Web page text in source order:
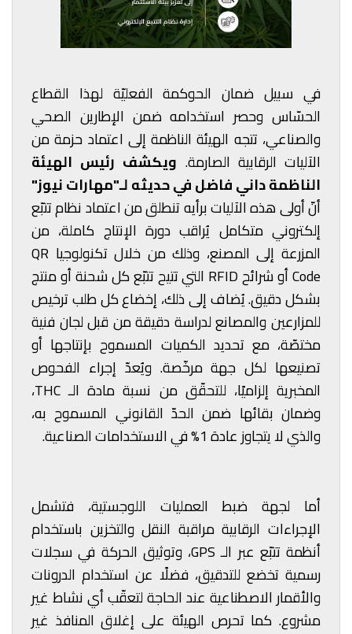
في سبيل ضمان الحوكمة الفعليّة لهذا القطاع
الحسّاس وحصر استخدامه ضمن الإطارين الصحي
والصناعي، تتجه الهيئة الناظمة إلى اعتماد حزمة من
الآليات الرقابية الصارمة. ويكشف رئيس الهيئة
الناظمة داني فاضل في حديثه لـ"مهارات نيوز"
أنّ أولى هذه الآليات برأيه تنطلق من اعتماد نظام تتبّع
إلكتروني متكامل يُراقب دورة الإنتاج كاملة، من
المزرعة إلى المصنع، وذلك من خلال تكنولوجيا QR
Code أو شرائح RFID التي تتيح تتبّع كل شحنة أو منتج
بشكل دقيق. يُضاف إلى ذلك، إخضاع كل طلب ترخيص
للمزارعين والمصانع لدراسة دقيقة من قبل لجان فنية
مختصّة، مع تحديد الكميات المسموح بإنتاجها أو
تصنيعها لكل جهة مرخّصة. ويُعدّ إجراء الفحوص
المخبرية إلزاميًا، للتحقّق من نسبة مادة الـ THC،
وضمان بقائها ضمن الحدّ القانوني المسموح به،
والذي لا يتجاوز عادة 1% في الاستخدامات الصناعية.
أما لجهة ضبط العمليات اللوجستية، فتشمل
الإجراءات الرقابية مراقبة النقل والتخزين باستخدام
أنظمة تتبّع عبر الـ GPS، وتوثيق الحركة في سجلات
رسمية تخضع للتدقيق، فضلًا عن استخدام الدرونات
والأقمار الاصطناعية عند الحاجة لتعقّب أي نشاط غير
مشروع. كما تحرص الهيئة على إغلاق المنافذ غير